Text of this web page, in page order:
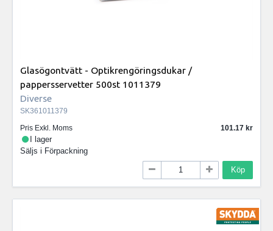
Glasögontvätt - Optikrengöringsdukar /
pappersservetter 500st 1011379
Diverse
SK361011379
Pris Exkl. Moms
101.17
I lager
Säljs i Förpackning
Köp